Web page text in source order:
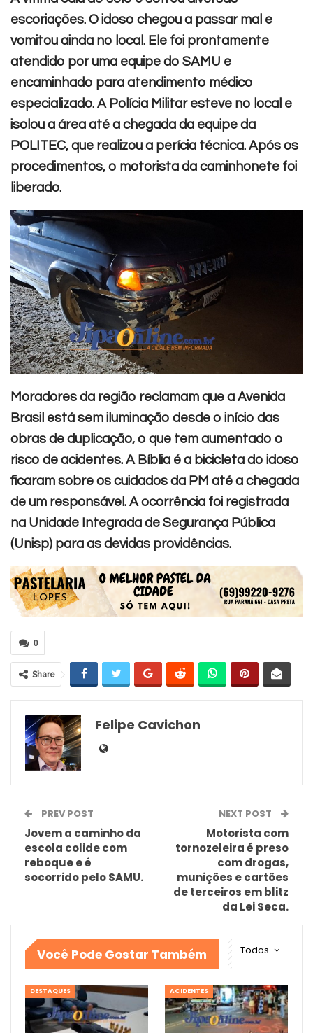
escoriações. O idoso chegou a passar mal e
vomitou ainda no local. Ele foi prontamente
atendido por uma equipe do SAMU e
encaminhado para atendimento médico
especializado. A Polícia Militar esteve no local e
isolou a área até a chegada da equipe da
POLITEC, que realizou a perícia técnica. Após os
procedimentos, o motorista da caminhonete foi
liberado.
Moradores da região reclamam que a Avenida
Brasil está sem iluminação desde o início das
obras de duplicação, o que tem aumentado o
risco de acidentes. A Bíblia é a bicicleta do idoso
ficaram sobre os cuidados da PM até a chegada
de um responsável. A ocorrência foi registrada
na Unidade Integrada de Segurança Pública
(Unisp) para as devidas providências.
0
Share
Felipe Cavichon
PREV POST
Jovem a caminho da
escola colide com
reboque e é
socorrido pelo SAMU.
NEXT POST
Motorista com
tornozeleira é preso
com drogas,
munições e cartões
de terceiros em blitz
da Lei Seca.
Todos
Você Pode Gostar Também
DESTAQUES ACIDENTES